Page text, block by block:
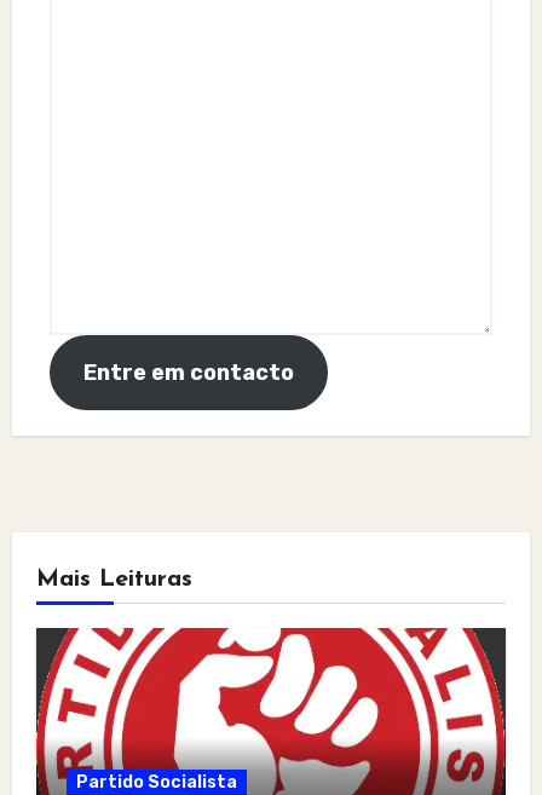
Entre em contacto
Mais Leituras
Partido Socialista